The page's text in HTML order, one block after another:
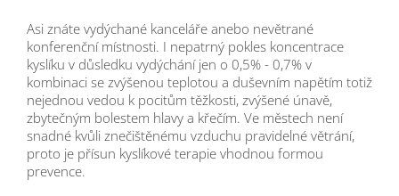
Asi znáte vydýchané kanceláře anebo nevětrané
konferenční místnosti. I nepatrný pokles koncentrace
kyslíku v důsledku vydýchání jen o 0,5% - 0,7% v
kombinaci se zvýšenou teplotou a duševním napětím totiž
nejednou vedou k pocitům těžkosti, zvýšené únavě,
zbytečným bolestem hlavy a křečím. Ve městech není
snadné kvůli znečištěnému vzduchu pravidelné větrání,
proto je přísun kyslíkové terapie vhodnou formou
prevence.